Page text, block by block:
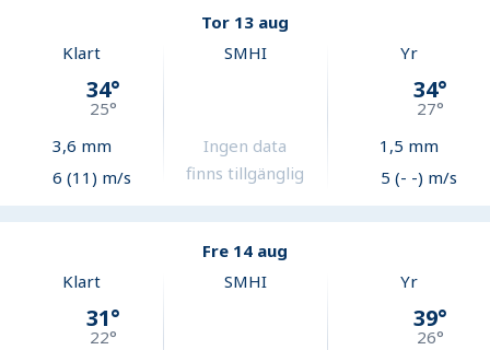
Tor 13 aug
Klart
34°
25°
3,6 mm
6 (11) m/s
SMHI
Ingen data
finns tillgänglig
Yr
34°
27°
1,5 mm
5 (- -) m/s
Fre 14 aug
Klart
31°
22°
SMHI Yr
39°
26°